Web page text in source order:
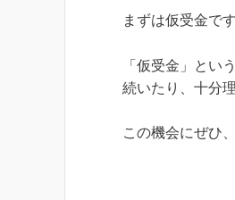
まずは仮受金です
「仮受金」とい
続いたり、十分
この機会にぜひ